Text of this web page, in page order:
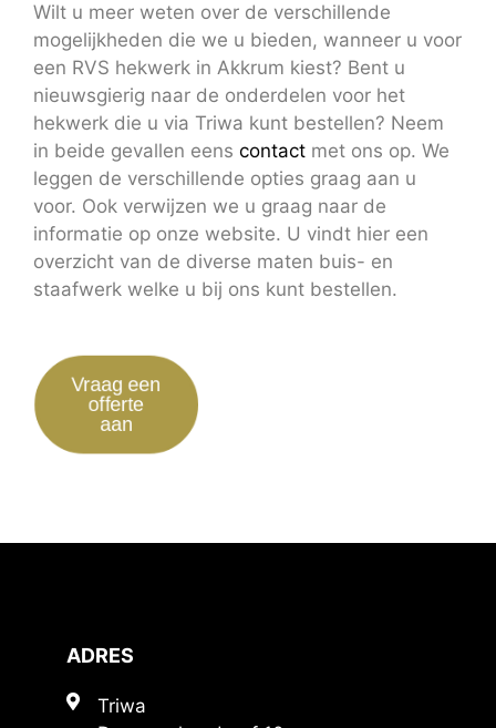
Wilt u meer weten over de verschillende
mogelijkheden die we u bieden, wanneer u voor
een RVS hekwerk in Akkrum kiest? Bent u
nieuwsgierig naar de onderdelen voor het
hekwerk die u via Triwa kunt bestellen? Neem
in beide gevallen eens contact met ons op. We
leggen de verschillende opties graag aan u
voor. Ook verwijzen we u graag naar de
informatie op onze website. U vindt hier een
overzicht van de diverse maten buis- en
staafwerk welke u bij ons kunt bestellen.
Vraag een
offerte
aan
ADRES
Triwa